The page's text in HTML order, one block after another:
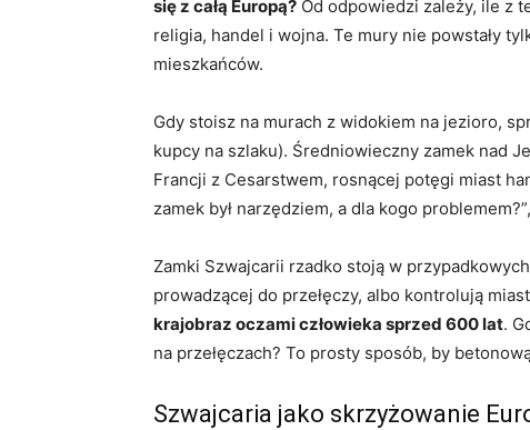
się z całą Europą? Od odpowiedzi zależy, ile z
religia, handel i wojna. Te mury nie powstały
mieszkańców.
Gdy stoisz na murach z widokiem na jezioro,
kupcy na szlaku). Średniowieczny zamek nad
Francji z Cesarstwem, rosnącej potęgi miast
zamek był narzędziem, a dla kogo
Zamki Szwajcarii rzadko stoją w
prowadzącej do przełęczy, albo kontrolują
krajobraz oczami człowieka sprzed 600 lat.
na przełęczach? To prosty sposób, by
Szwajcaria jako skrzyżowanie